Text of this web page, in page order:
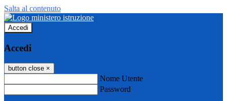
Salta al contenuto
Accedi
Accedi
button close ×
Nome Utente
Password